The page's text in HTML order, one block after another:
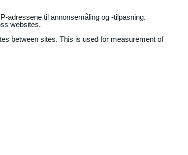
adressene til annonsemåling og -tilpasning.
websites.
between sites. This is used for measurement of